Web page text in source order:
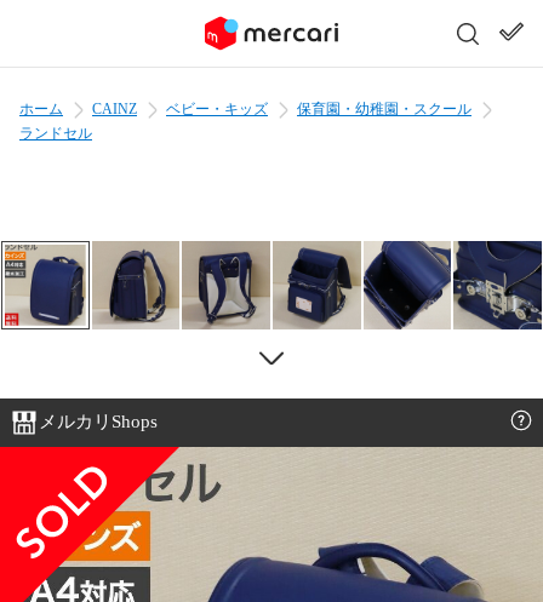
ホーム CAINZ ベビー・キッズ
保育園・幼稚園・スクール
ランドセル
メルカリShops